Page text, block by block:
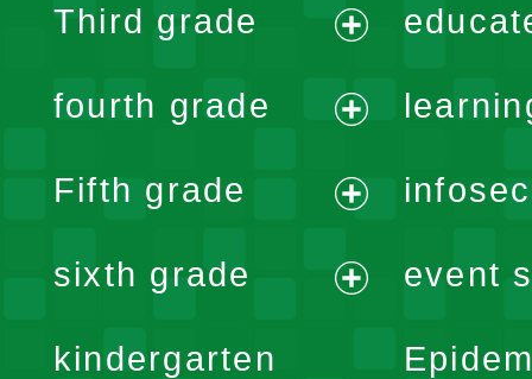
menu
Third grade
menu
fourth grade
menu
Fifth grade
menu
sixth grade
kindergarten
event